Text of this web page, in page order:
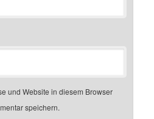
und Website in diesem Browser
speichern.